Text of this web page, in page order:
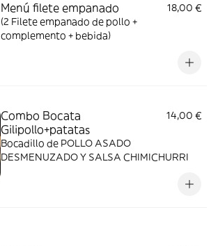
Menú filete empanado
18,00 €
(2 Filete empanado de pollo +
complemento + bebida)
Combo Bocata
Gilipollo+patatas
14,00 €
Bocadillo de POLLO ASADO
DESMENUZADO Y SALSA CHIMICHURRI